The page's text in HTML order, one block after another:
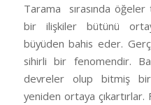
Tarama sırasında
bir ilişkiler bütünü
büyüden bahis eder.
sihirli bir fenomendir.
devreler olup bitmiş bir
yeniden ortaya çıkartırlar.